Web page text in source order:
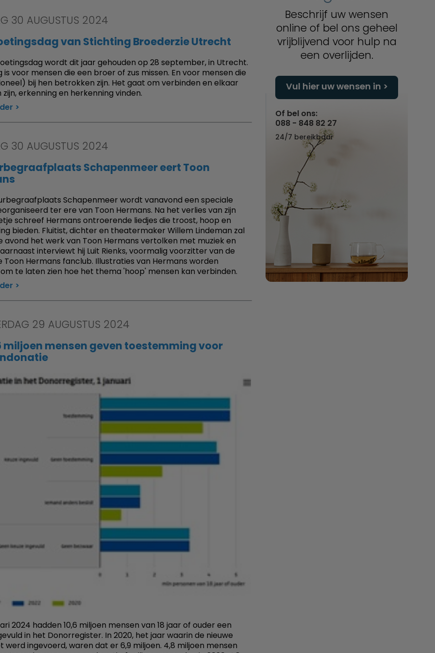
30 AUGUSTUS 2024
van Stichting Broederzie Utrecht
wordt dit jaar gehouden op 28 september, in Utrecht.
is voor mensen die een broer of zus missen. En voor mensen die
bij hen betrokken zijn. Het gaat om verbinden en elkaar
erkenning en herkenning vinden.
30 AUGUSTUS 2024
Schapenmeer eert Toon
Schapenmeer wordt vanavond een speciale
ter ere van Toon Hermans. Na het verlies van zijn
schreef Hermans ontroerende liedjes die troost, hoop en
bieden. Fluitist, dichter en theatermaker Willem Lindeman zal
avond het werk van Toon Hermans vertolken met muziek en
interviewt hij Luit Rienks, voormalig voorzitter van de
Toon Hermans fanclub. Illustraties van Hermans worden
te laten zien hoe het thema 'hoop' mensen kan verbinden.
29 AUGUSTUS 2024
miljoen mensen geven toestemming voor
2024 hadden 10,6 miljoen mensen van 18 jaar of ouder een
in het Donorregister. In 2020, het jaar waarin de nieuwe
werd ingevoerd, waren dat er 6,9 miljoen. 4,8 miljoen mensen
Beschrijf uw wensen
online of bel ons geheel
vrijblijvend voor hulp na
een overlijden.
Vul hier uw wensen in
Of bel ons:
088 - 848 82 27
24/7 bereikbaar